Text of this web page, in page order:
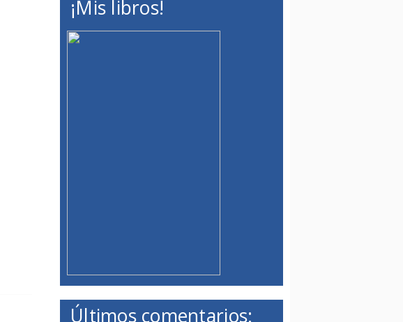
¡Mis libros!
Últimos comentarios: